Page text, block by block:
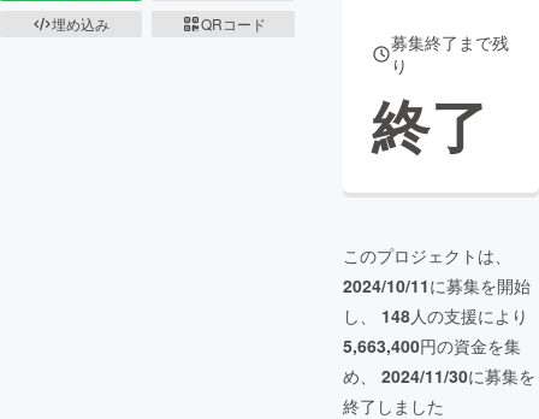
埋め込み
QRコード
募集終了まで残
り
終了
このプロジェクトは、
2024/10/11に募集を開始
し、 148人の支援により
5,663,400円の資金を集
め、 2024/11/30に募集を
終了しました